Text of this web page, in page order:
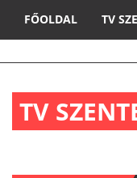
FŐOLDAL TV
TV